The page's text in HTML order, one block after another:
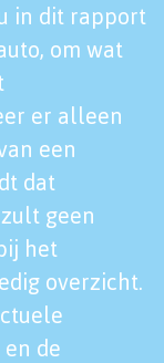
in dit rapport
om wat
er alleen
een
dat
geen
het
overzicht.
de